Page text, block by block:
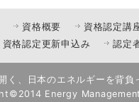
資格概要
資格認定講
資格認定更新申込み 認定
く、日本のエネルギーを背
Energy